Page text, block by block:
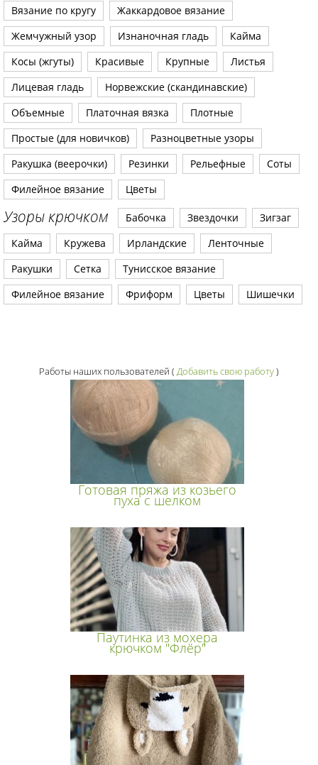
Вязание по кругу
Жаккардовое вязание
Жемчужный узор
Изнаночная гладь
Кайма
Косы (жгуты)
Красивые Крупные
Листья
Лицевая гладь
Норвежские (скандинавские)
Объемные
Платочная вязка
Плотные
Простые (для новичков)
Разноцветные узоры
Ракушка (веерочки)
Резинки Рельефные
Соты
Филейное вязание
Цветы
Узоры крючком Бабочка Звездочки
Зигзаг
Кайма
Кружева Ирландские
Ленточные
Ракушки
Сетка
Тунисское вязание
Филейное вязание
Фриформ Цветы Шишечки
Работы наших пользователей ( Добавить свою работу)
Готовая пряжа из козьего
пуха с шелком
Паутинка из мохера
крючком "Флёр"